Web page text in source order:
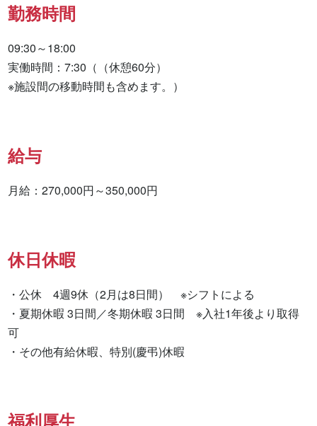
勤務時間
09:30～18:00
実働時間：7:30（（休憩60分）
※施設間の移動時間も含めます。）
給与
月給：270,000円～350,000円
休日休暇
・公休　4週9休（2月は8日間）　※シフトによる
・夏期休暇 3日間／冬期休暇 3日間　※入社1年後より取得
可
・その他有給休暇、特別(慶弔)休暇
福利厚生